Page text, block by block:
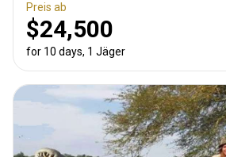
Preis ab
$24,500
for 10 days, 1 Jäger